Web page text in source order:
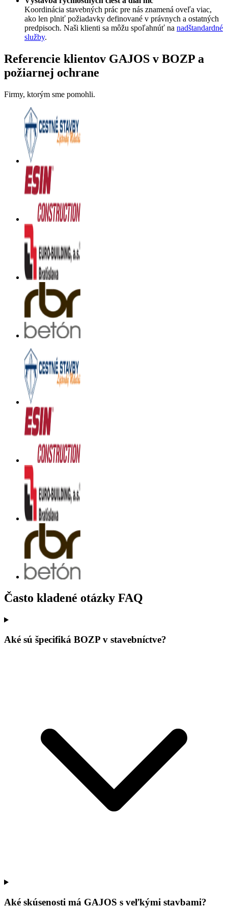
Koordinácia stavebných prác pre nás znamená oveľa viac,
ako len plniť požiadavky definované v právnych a ostatných
predpisoch. Naši klienti sa môžu spoľahnúť na nadštandardné
služby.
Referencie klientov GAJOS v BOZP a
požiarnej ochrane
Firmy, ktorým sme pomohli.
Často kladené otázky FAQ
Aké sú špecifiká BOZP v stavebníctve?
Aké skúsenosti má GAJOS s veľkými stavbami?